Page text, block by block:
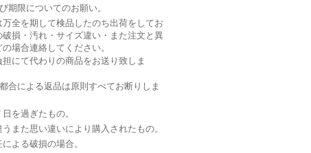
期限についてのお願い。
全を期して検品したのち出荷をしてお
破損・汚れ・サイズ違い・また注文と異
場合連絡してください。
にて代わりの商品をお送り致しま
合による返品は原則すべてお断りしま
を過ぎたもの。
うまた思い違いにより購入されたもの。
よる破損の場合。